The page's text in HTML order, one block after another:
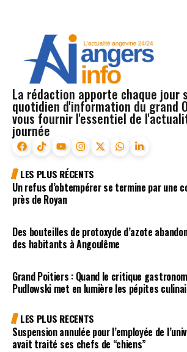
La rédaction apporte chaque jour
quotidien d'information du grand
vous fournir l'essentiel de
journée
LES PLUS RÉCENTS
Un refus d’obtempérer se termine par une
près de Royan
Des bouteilles de protoxyde d’azote
des habitants à Angoulême
Grand Poitiers : Quand le critique
Pudlowski met en lumière les pépites
LES PLUS RECENTS
Suspension annulée pour l’employée de
avait traité ses chefs de “chiens”